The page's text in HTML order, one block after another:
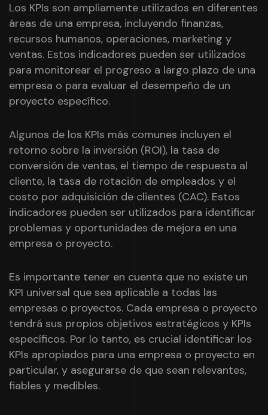
Los KPIs son ampliamente utilizados en diferentes
áreas de una empresa, incluyendo finanzas,
recursos humanos, operaciones, marketing y
ventas. Estos indicadores pueden ser utilizados
para monitorear el progreso a largo plazo de una
empresa o para evaluar el desempeño de un
proyecto específico.
Algunos de los KPIs más comunes incluyen el
retorno sobre la inversión (ROI), la tasa de
conversión de ventas, el tiempo de respuesta al
cliente, la tasa de rotación de empleados y el
costo por adquisición de clientes (CAC). Estos
indicadores pueden ser utilizados para identificar
problemas y oportunidades de mejora en una
empresa o proyecto.
Es importante tener en cuenta que no existe un
KPI universal que sea aplicable a todas las
empresas o proyectos. Cada empresa o proyecto
tendrá sus propios objetivos estratégicos y KPIs
específicos. Por lo tanto, es crucial identificar los
KPIs apropiados para una empresa o proyecto en
particular, y asegurarse de que sean relevantes,
fiables y medibles.